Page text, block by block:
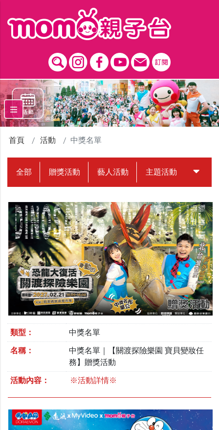
首頁 活動 中獎名單
全部 贈獎活動 藝人活動 主題活動 中獎名
類型： 中獎名單
名稱：
中獎名單｜【關渡探險樂園 寶貝變妝任
務】贈獎活動
活動內容： ※活動詳情※